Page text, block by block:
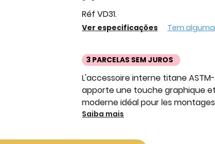
Réf VD31.
3 PARCELAS SEM JUROS
Ver especificações Tem
L'accessoire interne titane
apporte une touche graphique
moderne idéal pour les
Saiba mais